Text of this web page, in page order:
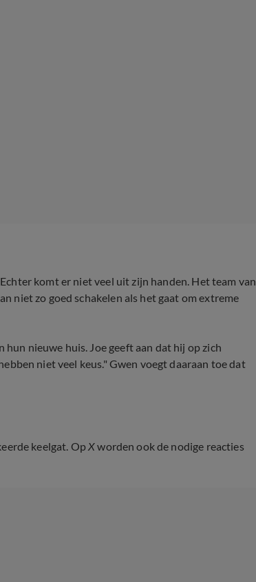
komt er niet veel uit zijn handen. Het team van
niet zo goed schakelen als het gaat om extreme
hun nieuwe huis. Joe geeft aan dat hij op zich
niet veel keus." Gwen voegt daaraan toe dat
keelgat. OpXworden ook de nodige reacties